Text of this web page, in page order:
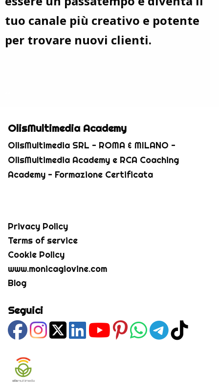
tuo canale più creativo e potente
per trovare nuovi clienti.
OlisMultimedia Academy
OlisMultimedia SRL - ROMA & MILANO -
OlisMultimedia Academy e RCA Coaching
Academy - Formazione Certificata
Privacy Policy
Terms of service
Cookie Policy
www.monicagiovine.com
Blog
Seguici